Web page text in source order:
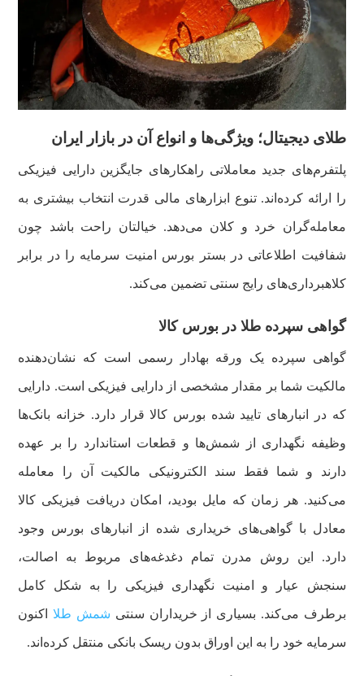
طلای دیجیتال؛ ویژگی‌ها و انواع آن در بازار ایران
پلتفرم‌های جدید معاملاتی راهکارهای جایگزین دارایی فیزیکی
را ارائه کرده‌اند. تنوع ابزارهای مالی قدرت انتخاب بیشتری به
معامله‌گران خرد و کلان می‌دهد. خیالتان راحت باشد چون
شفافیت اطلاعاتی در بستر بورس امنیت سرمایه را در برابر
کلاهبرداری‌های رایج سنتی تضمین می‌کند.
گواهی سپرده طلا در بورس کالا
گواهی سپرده یک ورقه بهادار رسمی است که نشان‌دهنده
مالکیت شما بر مقدار مشخصی از دارایی فیزیکی است. دارایی
که در انبارهای تایید شده بورس کالا قرار دارد. خزانه بانک‌ها
وظیفه نگهداری از شمش‌ها و قطعات استاندارد را بر عهده
دارند و شما فقط سند الکترونیکی مالکیت آن را معامله
می‌کنید. هر زمان که مایل بودید، امکان دریافت فیزیکی کالا
معادل با گواهی‌های خریداری شده از انبارهای بورس وجود
دارد. این روش مدرن تمام دغدغه‌های مربوط به اصالت،
سنجش عیار و امنیت نگهداری فیزیکی را به شکل کامل
برطرف می‌کند. بسیاری از خریداران سنتی شمش طلااکنون
سرمایه خود را به این اوراق بدون ریسک بانکی منتقل کرده‌اند.